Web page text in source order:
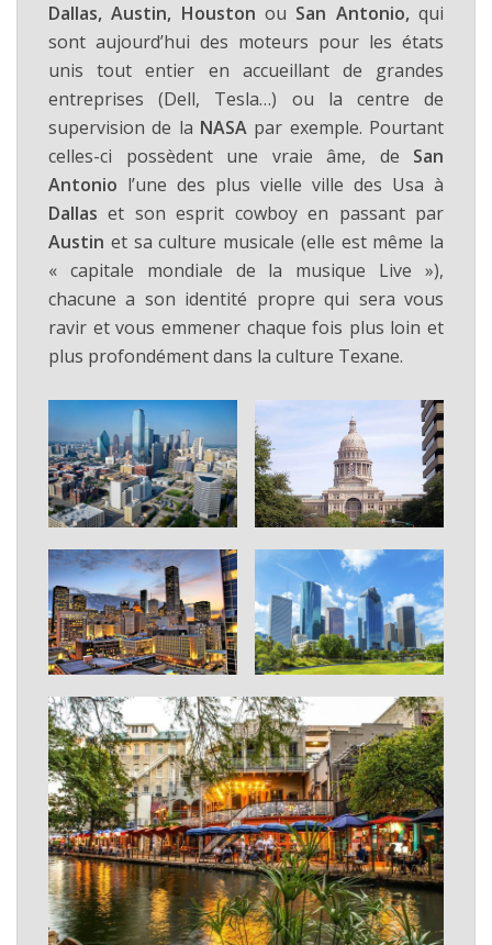
Dallas, Austin, Houston ou San Antonio,qui
sont aujourd’hui des moteurs pour les états
unis tout entier en accueillant de grandes
entreprises (Dell, Tesla…) ou la centre de
supervision de la NASA par exemple. Pourtant
celles-ci possèdent une vraie âme, de San
Antonio l’une des plus vielle ville des Usa à
Dallaset son esprit cowboy en passant par
Austin et sa culture musicale (elle est même la
« capitale mondiale de la musique Live »),
chacune a son identité propre qui sera vous
ravir et vous emmener chaque fois plus loin et
plus profondément dans la culture Texane.